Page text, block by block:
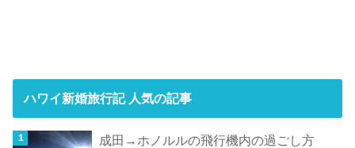
ハワイ新婚旅行記 人気の記事
成田→ホノルルの飛行機内の過ごし方